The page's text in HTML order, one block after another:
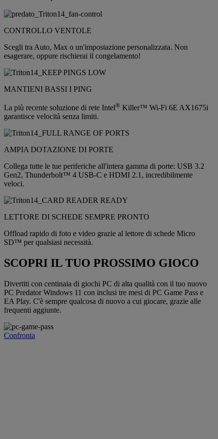
CONTROLLO VENTOLE
Scegli tra Auto, Max o un'impostazione personalizzata. Non
esagerare, oppure rischierai il congelamento!
MANTIENI BASSI I PING
La più recente soluzione di rete Intel® Killer™ Wi-Fi 6E AX1675i
garantisce velocità senza limiti.
AMPIA DOTAZIONE DI PORTE
Collega tutte le tue periferiche all'intera gamma di porte: USB 3.2
Gen2, Thunderbolt™ 4 USB-C e HDMI 2.1, incredibilmente
veloci.
LETTORE DI SCHEDE SEMPRE PRONTO
Offload rapido di foto e video grazie al lettore di schede Micro
SD™ per qualsiasi necessità.
SCOPRI IL TUO PROSSIMO GIOCO
Divertiti con centinaia di giochi PC di alta qualità con il tuo nuovo
PC Predator Windows 11 con inclusi tre mesi di PC Game Pass e
EA Play. C'è sempre qualcosa di nuovo a cui giocare, grazie alle
frequenti aggiunte.
Confronta